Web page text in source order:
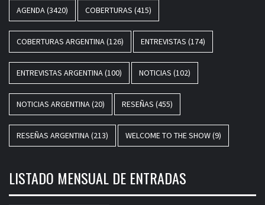
AGENDA(3420) COBERTURAS (415)
COBERTURAS ARGENTINA(126) ENTREVISTAS (174)
ENTREVISTAS ARGENTINA(100) NOTICIAS (102)
NOTICIAS ARGENTINA(20) RESEÑAS (455)
RESEÑAS ARGENTINA(213) WELCOME TO THE SHOW(9)
LISTADO MENSUAL DE ENTRADAS